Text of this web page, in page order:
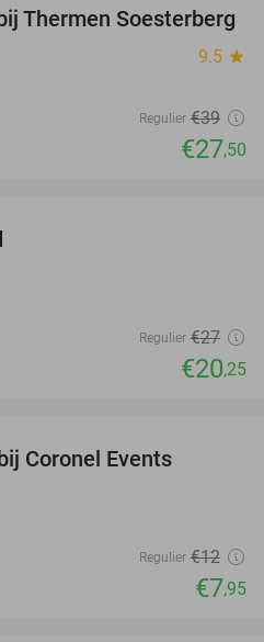
29%
Thermen Soesterberg
9.5 star
Regulier €39
€27,50
Regulier €27
€20,25
Coronel Events
Regulier €12
€7,95